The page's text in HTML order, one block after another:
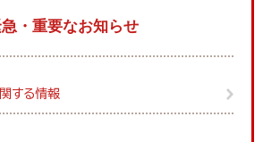
・重要なお知らせ
する情報